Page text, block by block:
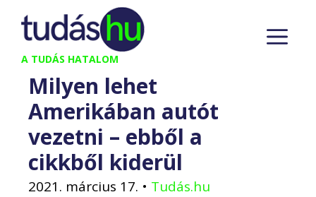
Kilépés
tartalomba
A TUDÁS HATALOM
Milyen lehet
Amerikában autót
vezetni – ebből a
cikkből kiderül
2021. március 17. • Tudás.hu